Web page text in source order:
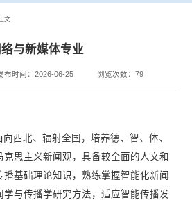
文
络与新媒体专业
布时间：2026-06-25 浏览次数： 79
西北、辐射全国，培养德、智、体、
思主义新闻观，具备较全面的人文和
基础理论知识，熟练掌握智能化新闻
与传播学研究方法，适应智能传播发